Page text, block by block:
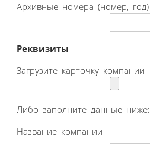
Архивные номера (номер, год)
Реквизиты
Загрузите карточку компании
Либо заполните данные ниже:
Название компании